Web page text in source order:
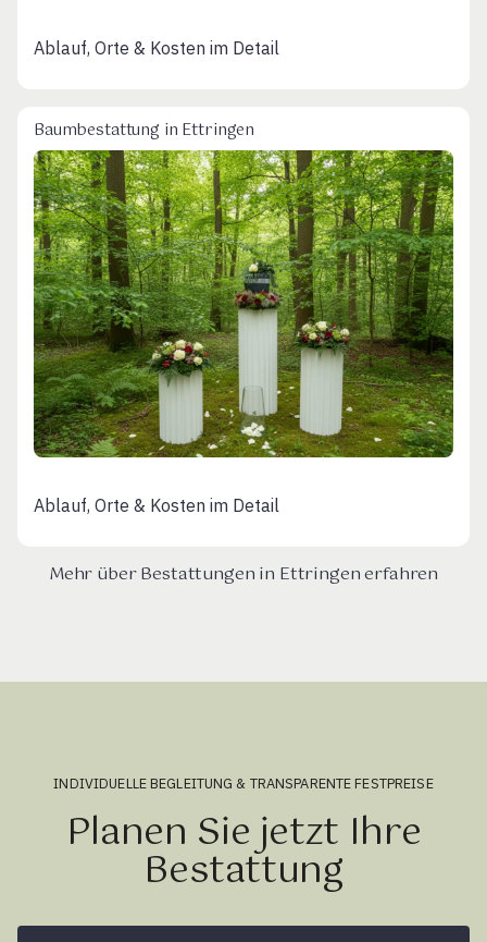
Ablauf, Orte & Kosten im Detail
Baumbestattung in Ettringen
Ablauf, Orte & Kosten im Detail
Mehr über Bestattungen in Ettringen erfahren
INDIVIDUELLE BEGLEITUNG & TRANSPARENTE FESTPREISE
Planen Sie jetzt Ihre
Bestattung